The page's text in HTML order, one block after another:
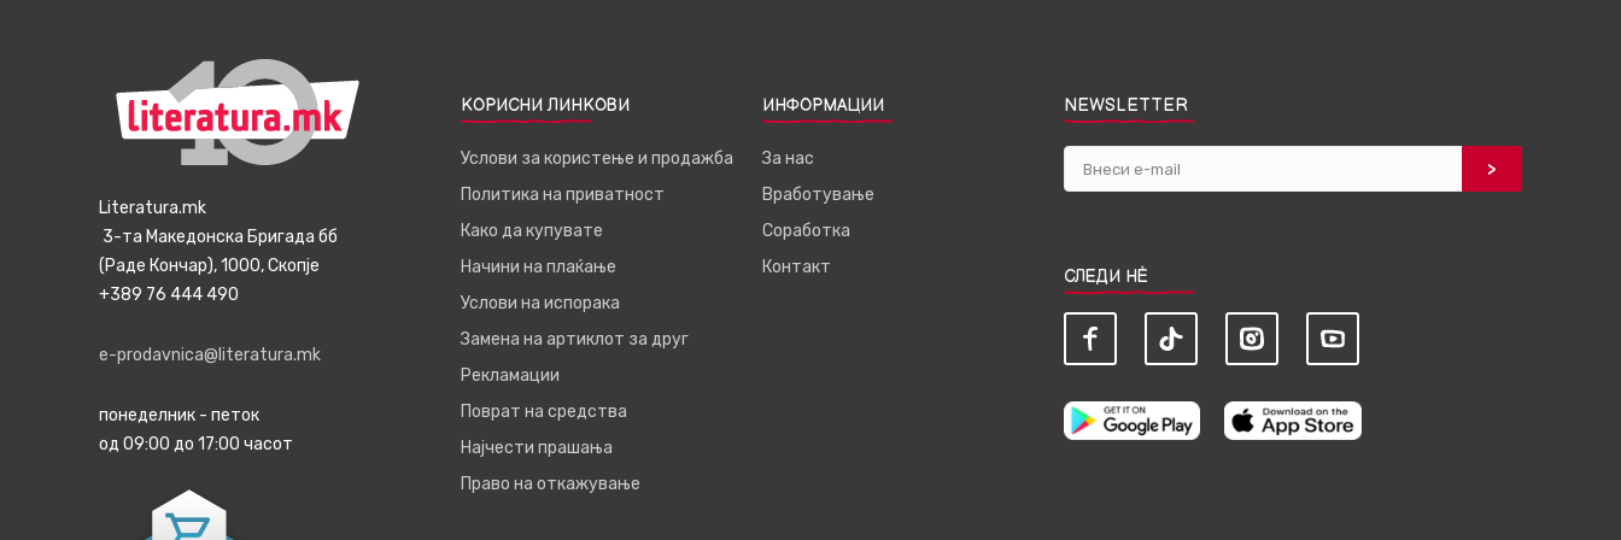
Literatura.mk
3-та Македонска Бригада бб
(Раде Кончар), 1000, Скопје
+389 76 444 490
e-prodavnica@literatura.mk
понеделник - петок
од 09:00 до 17:00 часот
КОРИСНИ ЛИНКОВИ
Услови за користење и продажба
Политика на приватност
Како да купувате
Начини на плаќање
Услови на испорака
Замена на артиклот за друг
Рекламации
Поврат на средства
Најчести прашања
Право на откажување
ИНФОРМАЦИИ
За нас
Вработување
Соработка
Контакт
NEWSLETTER
СЛЕДИ НЀ